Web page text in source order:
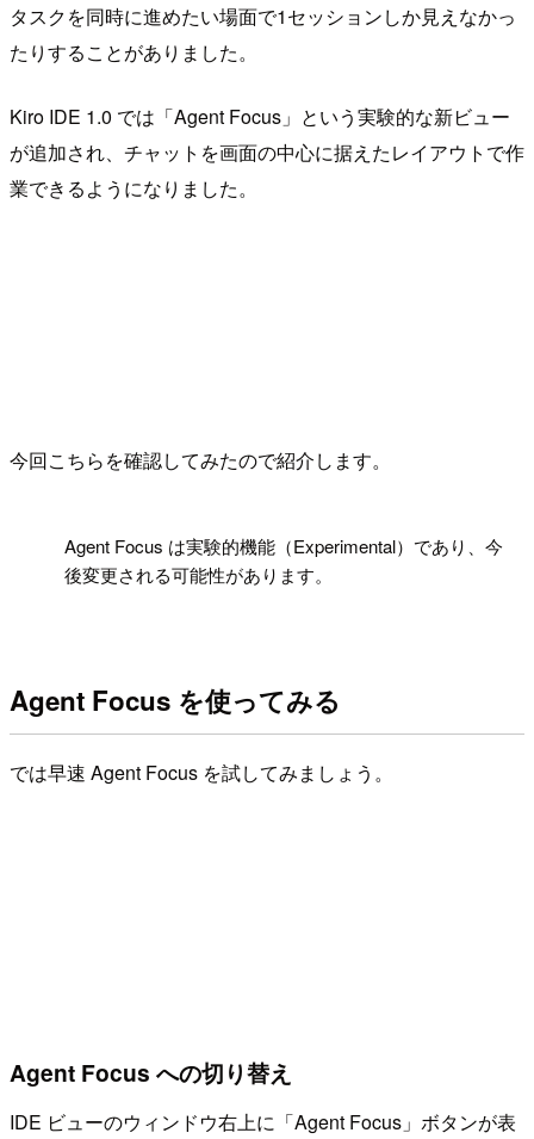
タスクを同時に進めたい場面で1セッションしか見えなかっ
たりすることがありました。
Kiro IDE 1.0 では「Agent Focus」という実験的な新ビュー
が追加され、チャットを画面の中心に据えたレイアウトで作
業できるようになりました。
今回こちらを確認してみたので紹介します。
Agent Focus は実験的機能（Experimental）であり、今
後変更される可能性があります。
Agent Focus を使ってみる
では早速 Agent Focus を試してみましょう。
Agent Focus への切り替え
IDE ビューのウィンドウ右上に「Agent Focus」ボタンが表